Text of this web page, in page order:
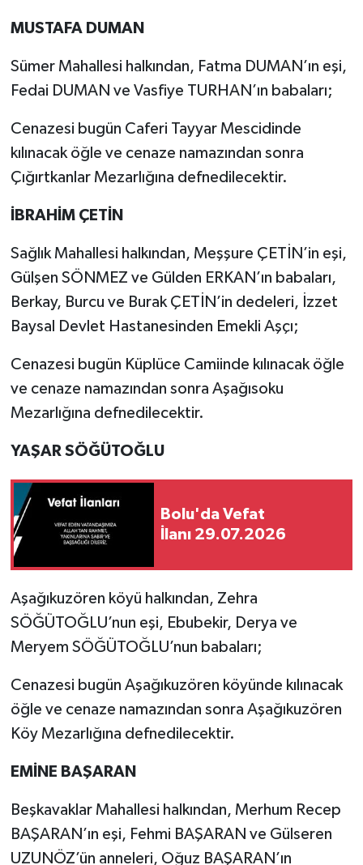
MUSTAFA DUMAN
Sümer Mahallesi halkından, Fatma DUMAN’ın eşi,
Fedai DUMAN ve Vasfiye TURHAN’ın babaları;
Cenazesi bugün Caferi Tayyar Mescidinde
kılınacak öğle ve cenaze namazından sonra
Çığırtkanlar Mezarlığına defnedilecektir.
İBRAHİM ÇETİN
Sağlık Mahallesi halkından, Meşşure ÇETİN’in eşi,
Gülşen SÖNMEZ ve Gülden ERKAN’ın babaları,
Berkay, Burcu ve Burak ÇETİN’in dedeleri, İzzet
Baysal Devlet Hastanesinden Emekli Aşçı;
Cenazesi bugün Küplüce Camiinde kılınacak öğle
ve cenaze namazından sonra Aşağısoku
Mezarlığına defnedilecektir.
YAŞAR SÖĞÜTOĞLU
Bolu'da Vefat
İlanı 29.07.2026
Aşağıkuzören köyü halkından, Zehra
SÖĞÜTOĞLU’nun eşi, Ebubekir, Derya ve
Meryem SÖĞÜTOĞLU’nun babaları;
Cenazesi bugün Aşağıkuzören köyünde kılınacak
öğle ve cenaze namazından sonra Aşağıkuzören
Köy Mezarlığına defnedilecektir.
EMİNE BAŞARAN
Beşkavaklar Mahallesi halkından, Merhum Recep
BAŞARAN’ın eşi, Fehmi BAŞARAN ve Gülseren
UZUNÖZ’ün anneleri, Oğuz BAŞARAN’ın